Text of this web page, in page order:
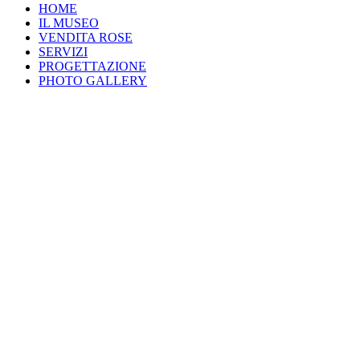
HOME
IL MUSEO
VENDITA ROSE
SERVIZI
PROGETTAZIONE
PHOTO GALLERY